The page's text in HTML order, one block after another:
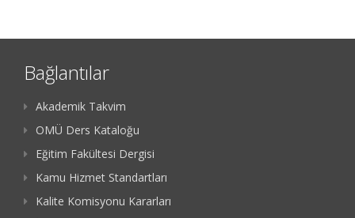
Bağlantılar
Akademik Takvim
OMÜ Ders Kataloğu
Eğitim Fakültesi Dergisi
Kamu Hizmet Standartları
Kalite Komisyonu Kararları